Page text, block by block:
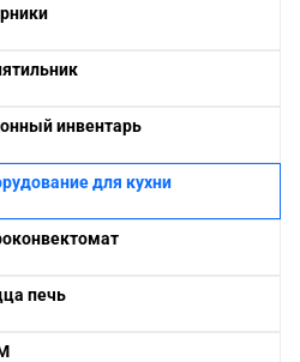
инвентарь
для кухни
печь